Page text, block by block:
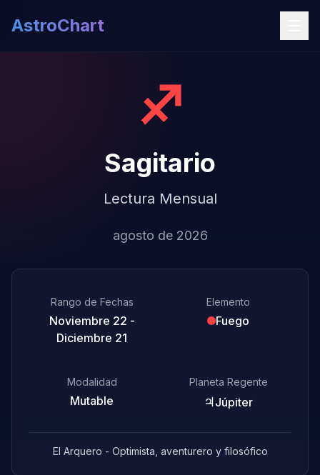
AstroChart
♐
Sagitario
Lectura Mensual
agosto de 2026
Rango de Fechas
Noviembre 22 -
Diciembre 21
Elemento
Fuego
Modalidad
Mutable
Planeta Regente
♃Júpiter
El Arquero - Optimista, aventurero y filosófico